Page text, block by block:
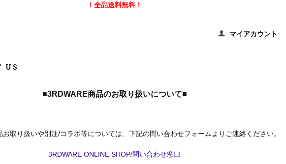
！全品送料無料！
マイアカウント
US
■3RDWARE商品のお取り扱いについて■
お取り扱いや別注/コラボ等については、下記の問い合わせフォームよりご連絡ください。
3RDWARE ONLINE SHOP/問い合わせ窓口